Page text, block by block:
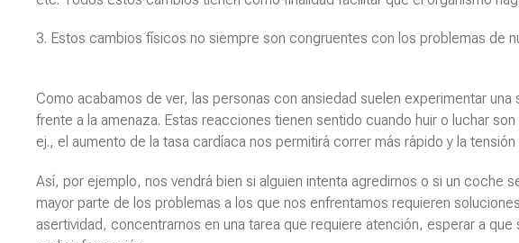
3. Estos cambios físicos no siempre son congruentes con los problemas de
Como acabamos de ver, las personas con ansiedad suelen experimentar
frente a la amenaza. Estas reacciones tienen sentido cuando huir o luchar
ej., el aumento de la tasa cardíaca nos permitirá correr más rápido y la
Así, por ejemplo, nos vendrá bien si alguien intenta agredirnos o si un coche
mayor parte de los problemas a los que nos enfrentamos requieren
asertividad, concentrarnos en una tarea que requiere atención, esperar a